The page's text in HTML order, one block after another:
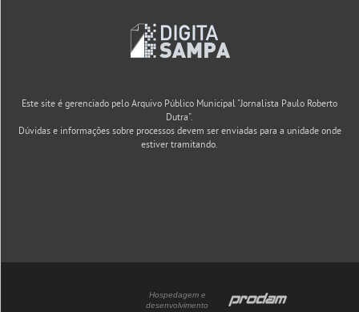
Este site é gerenciado pelo Arquivo Público Municipal "Jornalista Paulo Roberto
Dutra".
Dúvidas e informações sobre processos devem ser enviadas para a unidade onde
estiver tramitando.
Hospedagem e
desenvolvimento